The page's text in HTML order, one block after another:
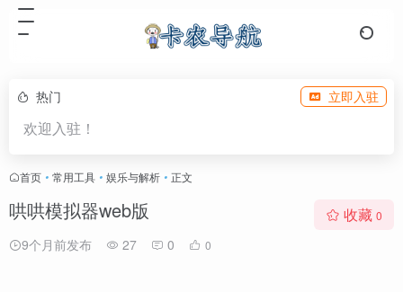
热门 立即入驻
欢迎入驻！
首页 • 常用工具 • 娱乐与解析 • 正文
哄哄模拟器web版
9个月前发布 27 0 0
收藏 0